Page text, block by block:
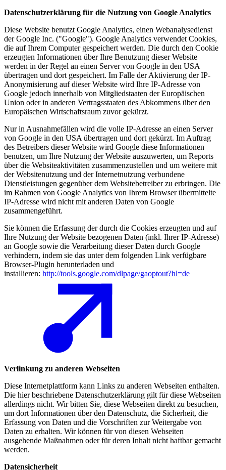
Datenschutzerklärung für die Nutzung von Google Analytics
Diese Website benutzt Google Analytics, einen Webanalysedienst
der Google Inc. ("Google"). Google Analytics verwendet Cookies,
die auf Ihrem Computer gespeichert werden. Die durch den Cookie
erzeugten Informationen über Ihre Benutzung dieser Website
werden in der Regel an einen Server von Google in den USA
übertragen und dort gespeichert. Im Falle der Aktivierung der IP-
Anonymisierung auf dieser Website wird Ihre IP-Adresse von
Google jedoch innerhalb von Mitgliedstaaten der Europäischen
Union oder in anderen Vertragsstaaten des Abkommens über den
Europäischen Wirtschaftsraum zuvor gekürzt.
Nur in Ausnahmefällen wird die volle IP-Adresse an einen Server
von Google in den USA übertragen und dort gekürzt. Im Auftrag
des Betreibers dieser Website wird Google diese Informationen
benutzen, um Ihre Nutzung der Website auszuwerten, um Reports
über die Websiteaktivitäten zusammenzustellen und um weitere mit
der Websitenutzung und der Internetnutzung verbundene
Dienstleistungen gegenüber dem Websitebetreiber zu erbringen. Die
im Rahmen von Google Analytics von Ihrem Browser übermittelte
IP-Adresse wird nicht mit anderen Daten von Google
zusammengeführt.
Sie können die Erfassung der durch die Cookies erzeugten und auf
Ihre Nutzung der Website bezogenen Daten (inkl. Ihrer IP-Adresse)
an Google sowie die Verarbeitung dieser Daten durch Google
verhindern, indem sie das unter dem folgenden Link verfügbare
Browser-Plugin herunterladen und
installieren: http://tools.google.com/dlpage/gaoptout?hl=de
Verlinkung zu anderen Webseiten
Diese Internetplattform kann Links zu anderen Webseiten enthalten.
Die hier beschriebene Datenschutzerklärung gilt für diese Webseiten
allerdings nicht. Wir bitten Sie, diese Webseiten direkt zu besuchen,
um dort Informationen über den Datenschutz, die Sicherheit, die
Erfassung von Daten und die Vorschriften zur Weitergabe von
Daten zu erhalten. Wir können für von diesen Webseiten
ausgehende Maßnahmen oder für deren Inhalt nicht haftbar gemacht
werden.
Datensicherheit